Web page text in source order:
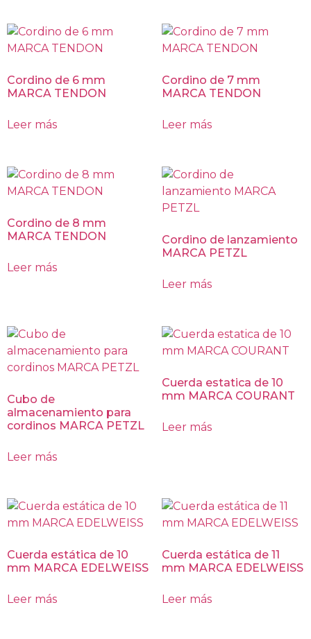
Cordino de 6 mm
MARCA TENDON
Leer más
Cordino de 7 mm
MARCA TENDON
Leer más
Cordino de 8 mm
MARCA TENDON
Leer más
Cordino de lanzamiento
MARCA PETZL
Leer más
Cubo de
almacenamiento para
cordinos MARCA PETZL
Leer más
Cuerda estatica de 10
mm MARCA COURANT
Leer más
Cuerda estática de 10
mm MARCA EDELWEISS
Leer más
Cuerda estática de 11
mm MARCA EDELWEISS
Leer más